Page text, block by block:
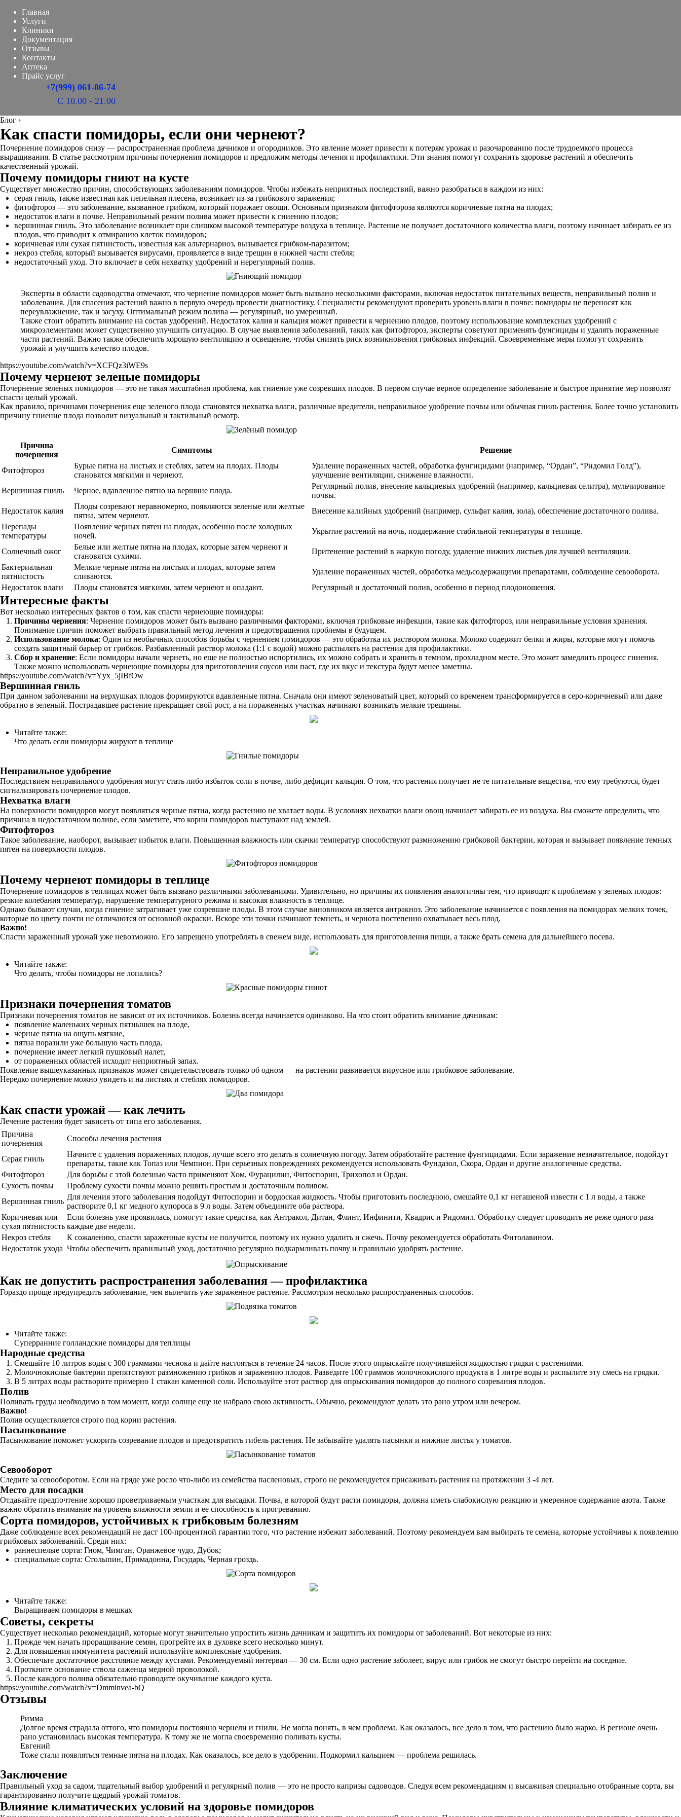
Главная
Услуги
Клиники
Документация
Отзывы
Контакты
Аптека
Прайс услуг
+7(999) 061-86-74
С 10.00 - 21.00
Блог ›
Как спасти помидоры, если они чернеют?
Почернение помидоров снизу — распространенная проблема дачников и огородников. Это явление может привести к потерям урожая и разочарованию после трудоемкого процесса
выращивания. В статье рассмотрим причины почернения помидоров и предложим методы лечения и профилактики. Эти знания помогут сохранить здоровье растений и обеспечить
качественный урожай.
Почему помидоры гниют на кусте
Существует множество причин, способствующих заболеваниям помидоров. Чтобы избежать неприятных последствий, важно разобраться в каждом из них:
серая гниль, также известная как пепельная плесень, возникает из-за грибкового заражения;
фитофтороз — это заболевание, вызванное грибком, который поражает овощи. Основным признаком фитофтороза являются коричневые пятна на плодах;
недостаток влаги в почве. Неправильный режим полива может привести к гниению плодов;
вершинная гниль. Это заболевание возникает при слишком высокой температуре воздуха в теплице. Растение не получает достаточного количества влаги, поэтому начинает забирать ее из
плодов, что приводит к отмиранию клеток помидоров;
коричневая или сухая пятнистость, известная как альтернариоз, вызывается грибком-паразитом;
некроз стебля, который вызывается вирусами, проявляется в виде трещин в нижней части стебля;
недостаточный уход. Это включает в себя нехватку удобрений и нерегулярный полив.
Эксперты в области садоводства отмечают, что чернение помидоров может быть вызвано несколькими факторами, включая недостаток питательных веществ, неправильный полив и
заболевания. Для спасения растений важно в первую очередь провести диагностику. Специалисты рекомендуют проверить уровень влаги в почве: помидоры не переносят как
переувлажнение, так и засуху. Оптимальный режим полива — регулярный, но умеренный.
Также стоит обратить внимание на состав удобрений. Недостаток калия и кальция может привести к чернению плодов, поэтому использование комплексных удобрений с
микроэлементами может существенно улучшить ситуацию. В случае выявления заболеваний, таких как фитофтороз, эксперты советуют применять фунгициды и удалять пораженные
части растений. Важно также обеспечить хорошую вентиляцию и освещение, чтобы снизить риск возникновения грибковых инфекций. Своевременные меры помогут сохранить
урожай и улучшить качество плодов.
https://youtube.com/watch?v=XCFQz3iWE9s
Почему чернеют зеленые помидоры
Почернение зеленых помидоров — это не такая масштабная проблема, как гниение уже созревших плодов. В первом случае верное определение заболевание и быстрое принятие мер позволят
спасти целый урожай.
Как правило, причинами почернения еще зеленого плода становятся нехватка влаги, различные вредители, неправильное удобрение почвы или обычная гниль растения. Более точно установить
причину гниение плода позволит визуальный и тактильный осмотр.
Причина
почернения
Симптомы Решение
Фитофтороз
Бурые пятна на листьях и стеблях, затем на плодах. Плоды
становятся мягкими и чернеют.
Удаление пораженных частей, обработка фунгицидами (например, “Ордан”, “Ридомил Голд”),
улучшение вентиляции, снижение влажности.
Вершинная гниль
Черное, вдавленное пятно на вершине плода.
Регулярный полив, внесение кальциевых удобрений (например, кальциевая селитра), мульчирование
почвы.
Недостаток калия
Плоды созревают неравномерно, появляются зеленые или желтые
пятна, затем чернеют.
Внесение калийных удобрений (например, сульфат калия, зола), обеспечение достаточного полива.
Перепады
температуры
Появление черных пятен на плодах, особенно после холодных
ночей.
Укрытие растений на ночь, поддержание стабильной температуры в теплице.
Солнечный ожог
Белые или желтые пятна на плодах, которые затем чернеют и
становятся сухими.
Притенение растений в жаркую погоду, удаление нижних листьев для лучшей вентиляции.
Бактериальная
пятнистость
Мелкие черные пятна на листьях и плодах, которые затем
сливаются.
Удаление пораженных частей, обработка медьсодержащими препаратами, соблюдение севооборота.
Недостаток влаги
Плоды становятся мягкими, затем чернеют и опадают. Регулярный и достаточный полив, особенно в период плодоношения.
Интересные факты
Вот несколько интересных фактов о том, как спасти чернеющие помидоры:
Причины чернения: Чернение помидоров может быть вызвано различными факторами, включая грибковые инфекции, такие как фитофтороз, или неправильные условия хранения.
Понимание причин поможет выбрать правильный метод лечения и предотвращения проблемы в будущем.
Использование молока: Один из необычных способов борьбы с чернением помидоров — это обработка их раствором молока. Молоко содержит белки и жиры, которые могут помочь
создать защитный барьер от грибков. Разбавленный раствор молока (1:1 с водой) можно распылять на растения для профилактики.
Сбор и хранение: Если помидоры начали чернеть, но еще не полностью испортились, их можно собрать и хранить в темном, прохладном месте. Это может замедлить процесс гниения.
Также можно использовать чернеющие помидоры для приготовления соусов или паст, где их вкус и текстура будут менее заметны.
https://youtube.com/watch?v=Yyx_5jIBfOw
Вершинная гниль
При данном заболевании на верхушках плодов формируются вдавленные пятна. Сначала они имеют зеленоватый цвет, который со временем трансформируется в серо-коричневый или даже
обратно в зеленый. Пострадавшее растение прекращает свой рост, а на пораженных участках начинают возникать мелкие трещины.
Читайте также:
Что делать если помидоры жируют в теплице
Неправильное удобрение
Последствием неправильного удобрения могут стать либо избыток соли в почве, либо дефицит кальция. О том, что растения получает не те питательные вещества, что ему требуются, будет
сигнализировать почернение плодов.
Нехватка влаги
На поверхности помидоров могут появляться черные пятна, когда растению не хватает воды. В условиях нехватки влаги овощ начинает забирать ее из воздуха. Вы сможете определить, что
причина в недостаточном поливе, если заметите, что корни помидоров выступают над землей.
Фитофтороз
Такое заболевание, наоборот, вызывает избыток влаги. Повышенная влажность или скачки температур способствуют размножению грибковой бактерии, которая и вызывает появление темных
пятен на поверхности плодов.
Почему чернеют помидоры в теплице
Почернение помидоров в теплицах может быть вызвано различными заболеваниями. Удивительно, но причины их появления аналогичны тем, что приводят к проблемам у зеленых плодов:
резкие колебания температур, нарушение температурного режима и высокая влажность в теплице.
Однако бывают случаи, когда гниение затрагивает уже созревшие плоды. В этом случае виновником является антракноз. Это заболевание начинается с появления на помидорах мелких точек,
которые по цвету почти не отличаются от основной окраски. Вскоре эти точки начинают темнеть, и чернота постепенно охватывает весь плод.
Важно!
Спасти зараженный урожай уже невозможно. Его запрещено употреблять в свежем виде, использовать для приготовления пищи, а также брать семена для дальнейшего посева.
Читайте также:
Что делать, чтобы помидоры не лопались?
Признаки почернения томатов
Признаки почернения томатов не зависят от их источников. Болезнь всегда начинается одинаково. На что стоит обратить внимание дачникам:
появление маленьких черных пятнышек на плоде,
черные пятна на ощупь мягкие,
пятна поразили уже большую часть плода,
почернение имеет легкий пушковый налет,
от пораженных областей исходит неприятный запах.
Появление вышеуказанных признаков может свидетельствовать только об одном — на растении развивается вирусное или грибковое заболевание.
Нередко почернение можно увидеть и на листьях и стеблях помидоров.
Как спасти урожай — как лечить
Лечение растения будет зависеть от типа его заболевания.
Причина
почернения
Способы лечения растения
Серая гниль
Начните с удаления пораженных плодов, лучше всего это делать в солнечную погоду. Затем обработайте растение фунгицидами. Если заражение незначительное, подойдут
препараты, такие как Топаз или Чемпион. При серьезных повреждениях рекомендуется использовать Фундазол, Скора, Ордан и другие аналогичные средства.
Фитофтороз
Для борьбы с этой болезнью часто применяют Хом, Фурацилин, Фитоспорин, Трихопол и Ордан.
Сухость почвы
Проблему сухости почвы можно решить простым и достаточным поливом.
Вершинная гниль
Для лечения этого заболевания подойдут Фитоспорин и бордоская жидкость. Чтобы приготовить последнюю, смешайте 0,1 кг негашеной извести с 1 л воды, а также
растворите 0,1 кг медного купороса в 9 л воды. Затем объедините оба раствора.
Коричневая или
сухая пятнистость
Если болезнь уже проявилась, помогут такие средства, как Антракол, Дитан, Флинт, Инфинити, Квадрис и Ридомил. Обработку следует проводить не реже одного раза
каждые две недели.
Некроз стебля
К сожалению, спасти зараженные кусты не получится, поэтому их нужно удалить и сжечь. Почву рекомендуется обработать Фитолавином.
Недостаток ухода Чтобы обеспечить правильный уход, достаточно регулярно подкармливать почву и правильно удобрять растение.
Как не допустить распространения заболевания — профилактика
Гораздо проще предупредить заболевание, чем вылечить уже зараженное растение. Рассмотрим несколько распространенных способов.
Читайте также:
Суперранние голландские помидоры для теплицы
Народные средства
Смешайте 10 литров воды с 300 граммами чеснока и дайте настояться в течение 24 часов. После этого опрыскайте получившейся жидкостью грядки с растениями.
Молочнокислые бактерии препятствуют размножению грибков и заражению плодов. Разведите 100 граммов молочнокислого продукта в 1 литре воды и распылите эту смесь на грядки.
В 5 литрах воды растворите примерно 1 стакан каменной соли. Используйте этот раствор для опрыскивания помидоров до полного созревания плодов.
Полив
Поливать груды необходимо в том момент, когда солнце еще не набрало свою активность. Обычно, рекомендуют делать это рано утром или вечером.
Важно!
Полив осуществляется строго под корни растения.
Пасынкование
Пасынкование поможет ускорить созревание плодов и предотвратить гибель растения. Не забывайте удалять пасынки и нижние листья у томатов.
Севооборот
Следите за севооборотом. Если на гряде уже росло что-либо из семейства пасленовых, строго не рекомендуется присаживать растения на протяжении 3 -4 лет.
Место для посадки
Отдавайте предпочтение хорошо проветриваемым участкам для высадки. Почва, в которой будут расти помидоры, должна иметь слабокислую реакцию и умеренное содержание азота. Также
важно обратить внимание на уровень влажности земли и ее способность к прогреванию.
Сорта помидоров, устойчивых к грибковым болезням
Даже соблюдение всех рекомендаций не даст 100-процентной гарантии того, что растение избежит заболеваний. Поэтому рекомендуем вам выбирать те семена, которые устойчивы к появлению
грибковых заболеваний. Среди них:
раннеспелые сорта: Гном, Чимган, Оранжевое чудо, Дубок;
специальные сорта: Столыпин, Примадонна, Государь, Черная гроздь.
Читайте также:
Выращиваем помидоры в мешках
Советы, секреты
Существует несколько рекомендаций, которые могут значительно упростить жизнь дачникам и защитить их помидоры от заболеваний. Вот некоторые из них:
Прежде чем начать проращивание семян, прогрейте их в духовке всего несколько минут.
Для повышения иммунитета растений используйте комплексные удобрения.
Обеспечьте достаточное расстояние между кустами. Рекомендуемый интервал — 30 см. Если одно растение заболеет, вирус или грибок не смогут быстро перейти на соседние.
Проткните основание ствола саженца медной проволокой.
После каждого полива обязательно проводите окучивание каждого куста.
https://youtube.com/watch?v=Dmminvea-bQ
Отзывы
Римма
Долгое время страдала оттого, что помидоры постоянно чернели и гнили. Не могла понять, в чем проблема. Как оказалось, все дело в том, что растению было жарко. В регионе очень
рано установилась высокая температура. К тому же не могла своевременно поливать кусты.
Евгений
Тоже стали появляться темные пятна на плодах. Как оказалось, все дело в удобрении. Подкормил кальцием — проблема решилась.
Заключение
Правильный уход за садом, тщательный выбор удобрений и регулярный полив — это не просто капризы садоводов. Следуя всем рекомендациям и высаживая специально отобранные сорта, вы
гарантированно получите щедрый урожай томатов.
Влияние климатических условий на здоровье помидоров